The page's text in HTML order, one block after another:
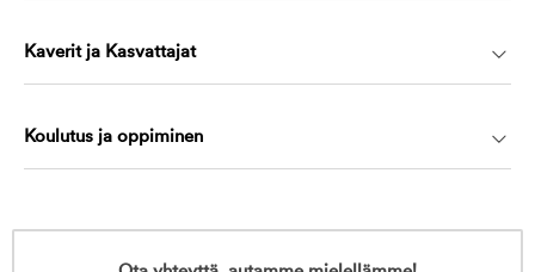
Kaverit ja Kasvattajat
Koulutus ja oppiminen